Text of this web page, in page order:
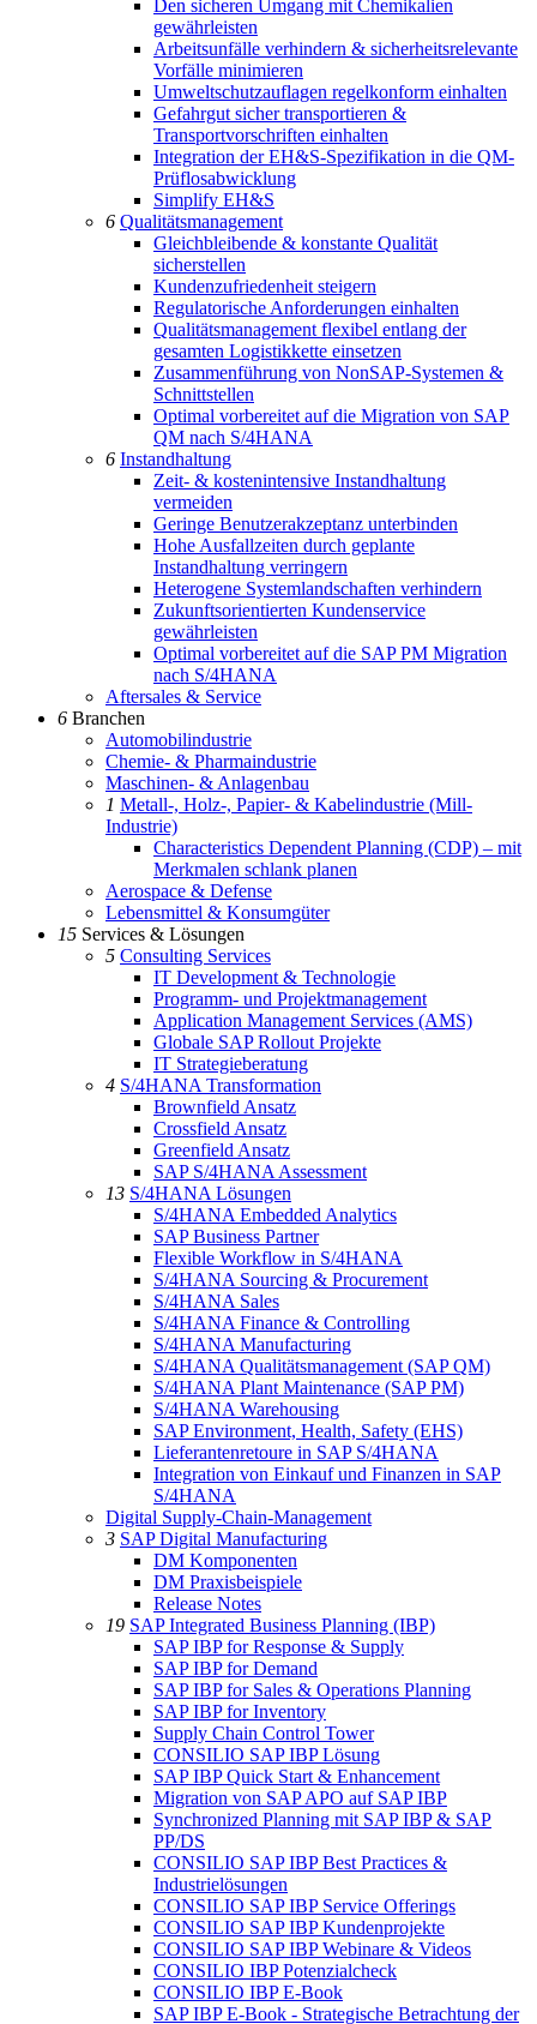
Den sicheren Umgang mit Chemikalien
gewährleisten
Arbeitsunfälle verhindern & sicherheitsrelevante
Vorfälle minimieren
Umweltschutzauflagen regelkonform einhalten
Gefahrgut sicher transportieren &
Transportvorschriften einhalten
Integration der EH&S-Spezifikation in die QM-
Prüflosabwicklung
Simplify EH&S
6 Qualitätsmanagement
Gleichbleibende & konstante Qualität
sicherstellen
Kundenzufriedenheit steigern
Regulatorische Anforderungen einhalten
Qualitätsmanagement flexibel entlang der
gesamten Logistikkette einsetzen
Zusammenführung von NonSAP-Systemen &
Schnittstellen
Optimal vorbereitet auf die Migration von SAP
QM nach S/4HANA
6 Instandhaltung
Zeit- & kostenintensive Instandhaltung
vermeiden
Geringe Benutzerakzeptanz unterbinden
Hohe Ausfallzeiten durch geplante
Instandhaltung verringern
Heterogene Systemlandschaften verhindern
Zukunftsorientierten Kundenservice
gewährleisten
Optimal vorbereitet auf die SAP PM Migration
nach S/4HANA
Aftersales & Service
6 Branchen
Automobilindustrie
Chemie- & Pharmaindustrie
Maschinen- & Anlagenbau
1 Metall-, Holz-, Papier- & Kabelindustrie (Mill-
Industrie)
Characteristics Dependent Planning (CDP) – mit
Merkmalen schlank planen
Aerospace & Defense
Lebensmittel & Konsumgüter
15 Services & Lösungen
5 Consulting Services
IT Development & Technologie
Programm- und Projektmanagement
Application Management Services (AMS)
Globale SAP Rollout Projekte
IT Strategieberatung
4 S/4HANA Transformation
Brownfield Ansatz
Crossfield Ansatz
Greenfield Ansatz
SAP S/4HANA Assessment
13 S/4HANA Lösungen
S/4HANA Embedded Analytics
SAP Business Partner
Flexible Workflow in S/4HANA
S/4HANA Sourcing & Procurement
S/4HANA Sales
S/4HANA Finance & Controlling
S/4HANA Manufacturing
S/4HANA Qualitätsmanagement (SAP QM)
S/4HANA Plant Maintenance (SAP PM)
S/4HANA Warehousing
SAP Environment, Health, Safety (EHS)
Lieferantenretoure in SAP S/4HANA
Integration von Einkauf und Finanzen in SAP
S/4HANA
Digital Supply-Chain-Management
3 SAP Digital Manufacturing
DM Komponenten
DM Praxisbeispiele
Release Notes
19 SAP Integrated Business Planning (IBP)
SAP IBP for Response & Supply
SAP IBP for Demand
SAP IBP for Sales & Operations Planning
SAP IBP for Inventory
Supply Chain Control Tower
CONSILIO SAP IBP Lösung
SAP IBP Quick Start & Enhancement
Migration von SAP APO auf SAP IBP
Synchronized Planning mit SAP IBP & SAP
PP/DS
CONSILIO SAP IBP Best Practices &
Industrielösungen
CONSILIO SAP IBP Service Offerings
CONSILIO SAP IBP Kundenprojekte
CONSILIO SAP IBP Webinare & Videos
CONSILIO IBP Potenzialcheck
CONSILIO IBP E-Book
SAP IBP E-Book - Strategische Betrachtung der